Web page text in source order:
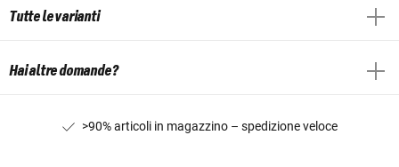
Tutte le varianti
Hai altre domande?
>90% articoli in magazzino – spedizione veloce